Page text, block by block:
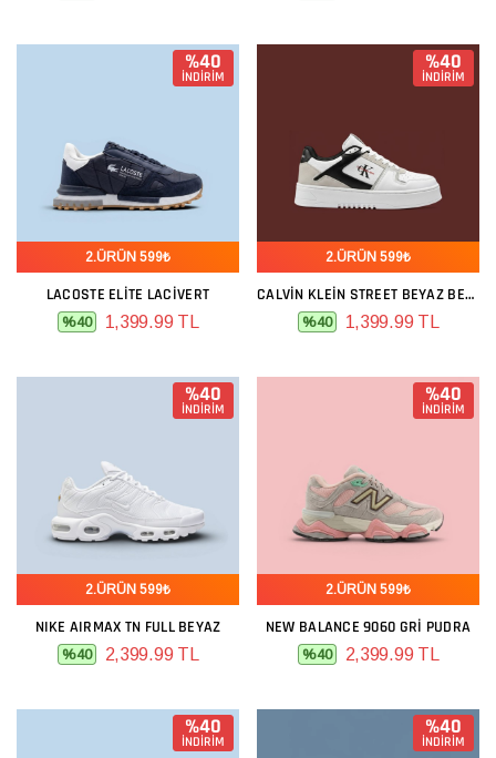
%40
İNDİRİM
2.ÜRÜN 599₺
LACOSTE ELITE LACIVERT
%40 1,399.99 TL
%40
İNDİRİM
2.ÜRÜN 599₺
CALVIN KLEIN STREET BEYAZ BEJ SIYAH
%40 1,399.99 TL
%40
İNDİRİM
2.ÜRÜN 599₺
NIKE AIRMAX TN FULL BEYAZ
%40 2,399.99 TL
%40
İNDİRİM
2.ÜRÜN 599₺
NEW BALANCE 9060 GRI PUDRA
%40 2,399.99 TL
%40
İNDİRİM
%40
İNDİRİM